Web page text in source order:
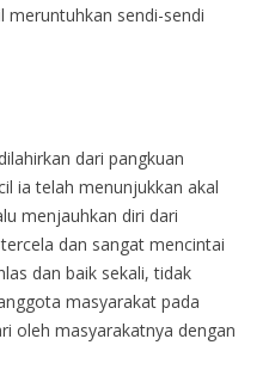
meruntuhkan sendi-sendi
dari pangkuan
ia telah menunjukkan akal
menjauhkan diri dari
dan sangat mencintai
dan baik sekali, tidak
masyarakat pada
oleh masyarakatnya dengan